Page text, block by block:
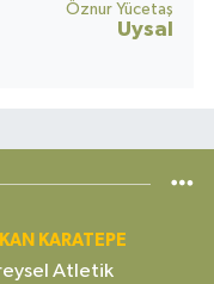
Öznur Yücetaş
Uysal
KARATEPE
Atletik